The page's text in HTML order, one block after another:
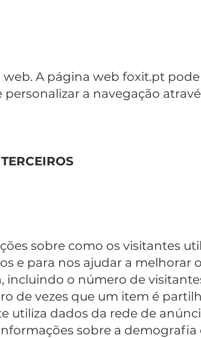
A página web foxit.pt
a navegação
sobre como os visitantes
e para nos ajudar a melhorar
o número de
de vezes que um item é
utiliza dados da rede de
sobre a demografia